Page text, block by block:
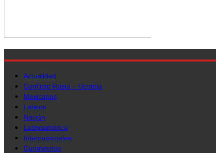
Actualidad
Conflicto Rusia – Ucrania
Mexicanos
Latinos
Nación
Latinoamérica
Internacionales
Coronavirus